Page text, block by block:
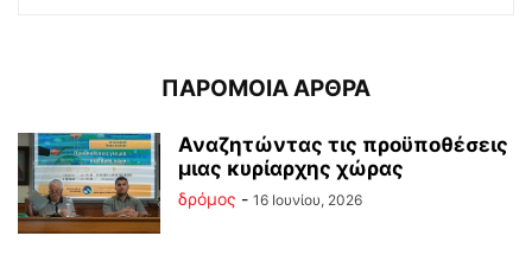
ΠΑΡΟΜΟΙΑ ΑΡΘΡΑ
Αναζητώντας τις προϋποθέσεις
μιας κυρίαρχης χώρας
δρόμος - 16 Ιουνίου, 2026